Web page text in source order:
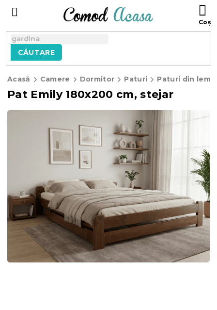
CĂUTARE
Acasă Camere Dormitor Paturi Paturi din lemn
Pat Emily 180x200 cm, stejar